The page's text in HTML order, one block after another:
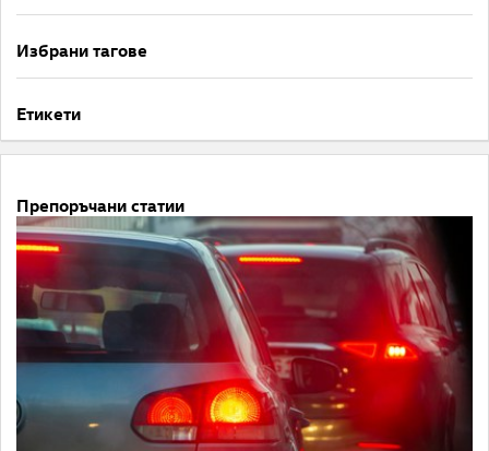
Избрани тагове
Етикети
Препоръчани статии